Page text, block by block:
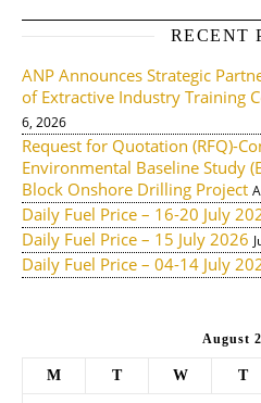
RECENT
ANP Announces Strategic
of Extractive Industry Training
6, 2026
Request for Quotation (RFQ)-
Environmental Baseline Study
Block Onshore Drilling Project
Daily Fuel Price – 16-20 July
Daily Fuel Price – 15 July 2026
Daily Fuel Price – 04-14 July
August
M T W T